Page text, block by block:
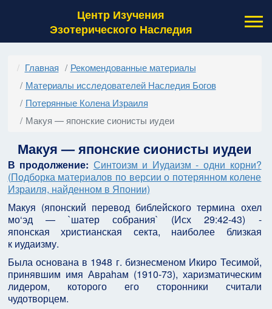
Центр Изучения
Эзотерического Наследия
Главная
Рекомендованные материалы
Материалы исследователей Наследия Богов
Потерянные Колена Израиля
Макуя — японские сионисты иудеи
Макуя — японские сионисты иудеи
В продолжение: Синтоизм и Иудаизм - одни корни?
(Подборка материалов по версии о потерянном колене
Израиля, найденном в Японии)
Макуя (японский перевод библейского термина охел
мо‘эд — `шатер собрания` (Исх 29:42-43) -
японская христианская секта, наиболее близкая
к иудаизму.
Была основана в 1948 г. бизнесменом Икиро Тесимой,
принявшим имя Авраhам (1910-73), харизматическим
лидером, которого его сторонники считали
чудотворцем.